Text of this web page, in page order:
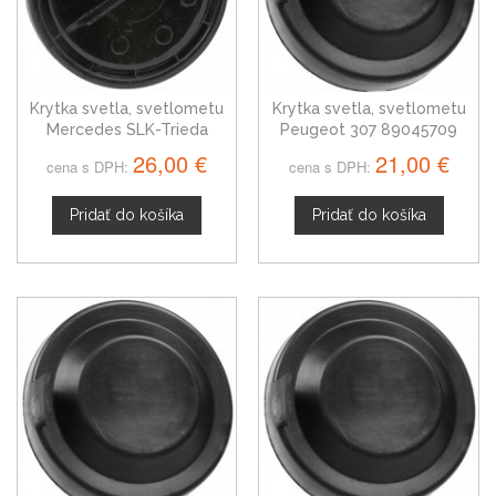
Krytka svetla, svetlometu
Mercedes SLK-Trieda
cena s DPH: 26,00 €
Pridať do košíka
Krytka svetla, svetlometu
Peugeot 307 89045709
cena s DPH: 21,00 €
Pridať do košíka